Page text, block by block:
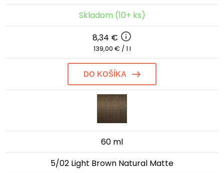
Skladom (10+ ks)
8,34 €
139,00 € / 1 l
DO KOŠÍKA
60 ml
5/02 Light Brown Natural Matte